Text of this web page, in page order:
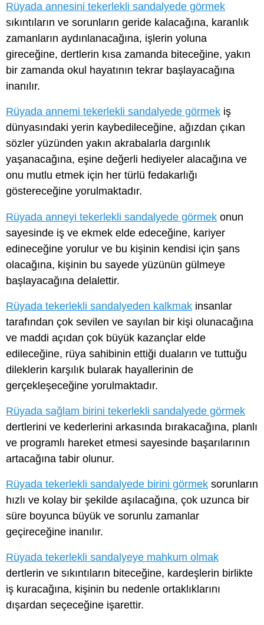
Rüyada annesini tekerlekli sandalyede görmek
sıkıntıların ve sorunların geride kalacağına, karanlık
zamanların aydınlanacağına, işlerin yoluna
gireceğine, dertlerin kısa zamanda biteceğine, yakın
bir zamanda okul hayatının tekrar başlayacağına
inanılır.
Rüyada annemi tekerlekli sandalyede görmek iş
dünyasındaki yerin kaybedileceğine, ağızdan çıkan
sözler yüzünden yakın akrabalarla dargınlık
yaşanacağına, eşine değerli hediyeler alacağına ve
onu mutlu etmek için her türlü fedakarlığı
göstereceğine yorulmaktadır.
Rüyada anneyi tekerlekli sandalyede görmek onun
sayesinde iş ve ekmek elde edeceğine, kariyer
edineceğine yorulur ve bu kişinin kendisi için şans
olacağına, kişinin bu sayede yüzünün gülmeye
başlayacağına delalettir.
Rüyada tekerlekli sandalyeden kalkmak insanlar
tarafından çok sevilen ve sayılan bir kişi olunacağına
ve maddi açıdan çok büyük kazançlar elde
edileceğine, rüya sahibinin ettiği duaların ve tuttuğu
dileklerin karşılık bularak hayallerinin de
gerçekleşeceğine yorulmaktadır.
Rüyada sağlam birini tekerlekli sandalyede görmek
dertlerini ve kederlerini arkasında bırakacağına, planlı
ve programlı hareket etmesi sayesinde başarılarının
artacağına tabir olunur.
Rüyada tekerlekli sandalyede birini görmek sorunların
hızlı ve kolay bir şekilde aşılacağına, çok uzunca bir
süre boyunca büyük ve sorunlu zamanlar
geçireceğine inanılır.
Rüyada tekerlekli sandalyeye mahkum olmak
dertlerin ve sıkıntıların biteceğine, kardeşlerin birlikte
iş kuracağına, kişinin bu nedenle ortaklıklarını
dışardan seçeceğine işarettir.